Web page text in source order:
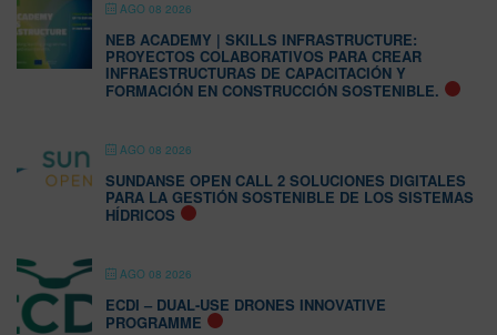
AGO 08 2026
NEB ACADEMY | SKILLS INFRASTRUCTURE:
PROYECTOS COLABORATIVOS PARA CREAR
INFRAESTRUCTURAS DE CAPACITACIÓN Y
FORMACIÓN EN CONSTRUCCIÓN SOSTENIBLE.
AGO 08 2026
SUNDANSE OPEN CALL 2 SOLUCIONES DIGITALES
PARA LA GESTIÓN SOSTENIBLE DE LOS SISTEMAS
HÍDRICOS
AGO 08 2026
ECDI – DUAL-USE DRONES INNOVATIVE
PROGRAMME